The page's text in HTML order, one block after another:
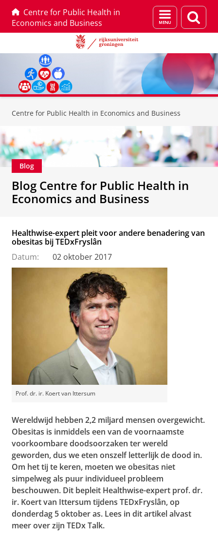
Centre for Public Health in
Economics and Business
Menu
en
Centre for Public Health in Economics and Business
Blog
Blog Centre for Public Health in
Economics and Business
Healthwise-expert pleit voor andere benadering van
obesitas bij TEDxFryslân
Datum:
02 oktober 2017
Prof. dr. ir. Koert van Ittersum
Wereldwijd hebben 2,2 miljard mensen overgewicht.
Obesitas is inmiddels een van de voornaamste
voorkoombare doodsoorzaken ter wereld
geworden, dus we eten onszelf letterlijk de dood in.
Om het tij te keren, moeten we obesitas niet
simpelweg als puur individueel probleem
beschouwen. Dit bepleit Healthwise-expert prof. dr.
ir. Koert van Ittersum tijdens TEDxFryslân, op
donderdag 5 oktober as. Lees in dit artikel alvast
meer over zijn TEDx Talk.